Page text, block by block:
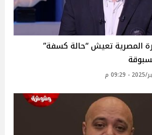
المصرية تعيش “حالة كسفة”